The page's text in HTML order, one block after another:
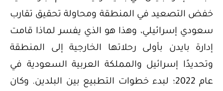
خفض التصعيد في المنطقة ومحاولة تحقيق تقارب
سعودي إسرائيلي، وهذا هو الذي يفسر لماذا قامت
إدارة بايدن بأولى رحلاتها الخارجية إلى المنطقة
وتحديدًا إسرائيل والمملكة العربية السعودية في
عام 2022؛ لبدء خطوات التطبيع بين البلدين. وكان